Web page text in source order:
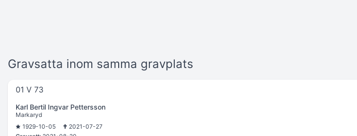
Gravsatta inom samma gravplats
01 V 73
Karl Bertil Ingvar Pettersson
Markaryd
1929-10-05
2021-07-27